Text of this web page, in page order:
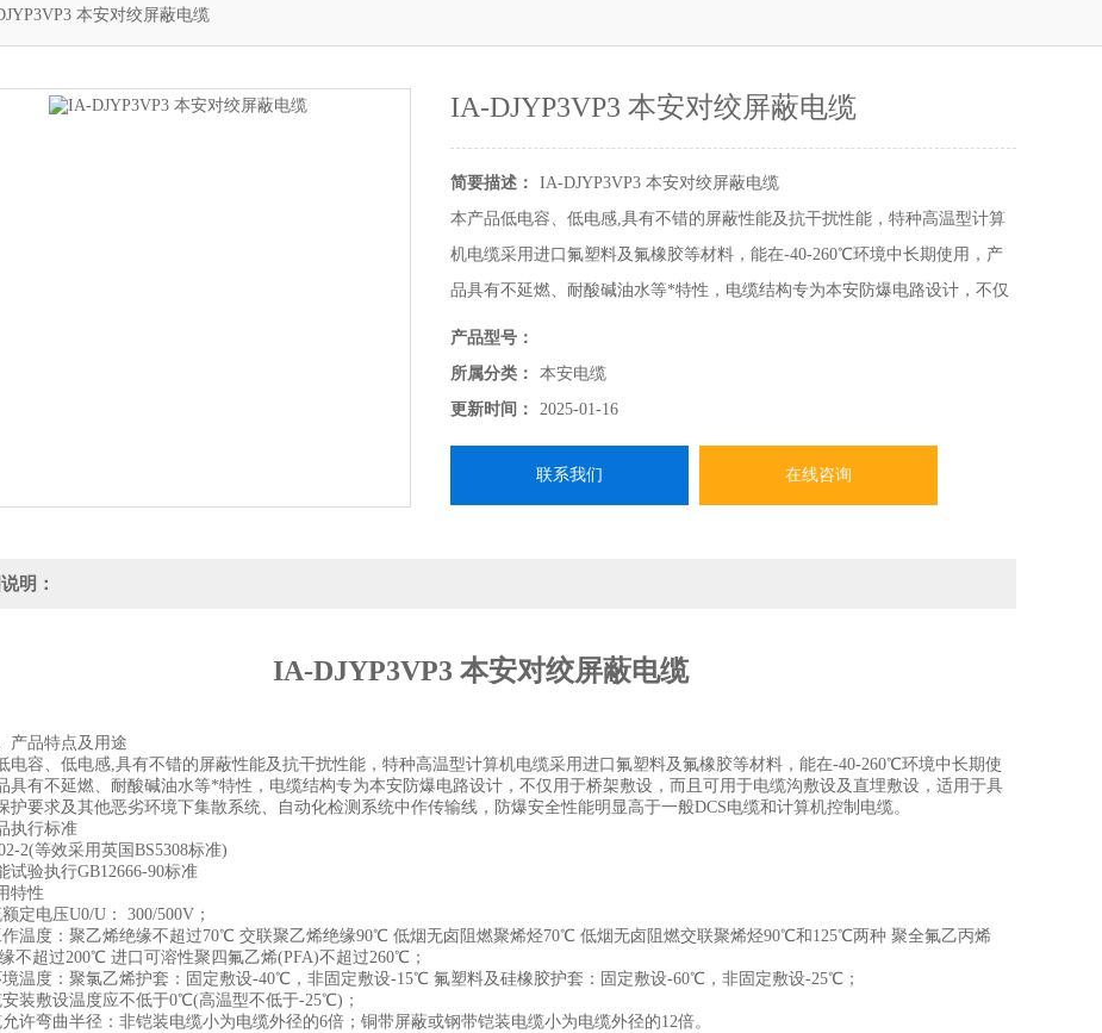
本安对绞屏蔽电缆
IA-DJYP3VP3 本安对绞屏蔽电缆
简要描述：
IA-DJYP3VP3 本安对绞屏蔽电缆
本产品低电容、低电感,具有不错的屏蔽性能及抗干扰性能，特种高温型计算
机电缆采用进口氟塑料及氟橡胶等材料，能在-40-260℃环境中长期使用，产
品具有不延燃、耐酸碱油水等*特性，电缆结构专为本安防爆电路设计，不仅
用于桥架敷设，而且可用于电缆沟敷设及直埋敷设，
产品型号：
所属分类：
本安电缆
更新时间：
2025-01-16
联系我们 在线咨询
明：
IA-DJYP3VP3 本安对绞屏蔽电缆
产品特点及用途
电容、低电感,具有不错的屏蔽性能及抗干扰性能，特种高温型计算机电缆采用进口氟塑料及氟橡胶等材料，能在-40-260℃环境中长期使
具有不延燃、耐酸碱油水等*特性，电缆结构专为本安防爆电路设计，不仅用于桥架敷设，而且可用于电缆沟敷设及直埋敷设，适用于具
护要求及其他恶劣环境下集散系统、自动化检测系统中作传输线，防爆安全性能明显高于一般DCS电缆和计算机控制电缆。
执行标准
2(等效采用英国BS5308标准)
试验执行GB12666-90标准
特性
定电压U0/U： 300/500V；
作温度：聚乙烯绝缘不超过70℃ 交联聚乙烯绝缘90℃ 低烟无卤阻燃聚烯烃70℃ 低烟无卤阻燃交联聚烯烃90℃和125℃两种 聚全氟乙丙烯
不超过200℃ 进口可溶性聚四氟乙烯(PFA)不超过260℃；
境温度：聚氯乙烯护套：固定敷设-40℃，非固定敷设-15℃ 氟塑料及硅橡胶护套：固定敷设-60℃，非固定敷设-25℃；
装敷设温度应不低于0℃(高温型不低于-25℃)；
许弯曲半径：非铠装电缆小为电缆外径的6倍；铜带屏蔽或钢带铠装电缆小为电缆外径的12倍。